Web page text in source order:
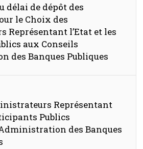
délai de dépôt des
le Choix des
Représentant l’Etat et les
aux Conseils
des Banques Publiques
Représentant
Publics
des Banques